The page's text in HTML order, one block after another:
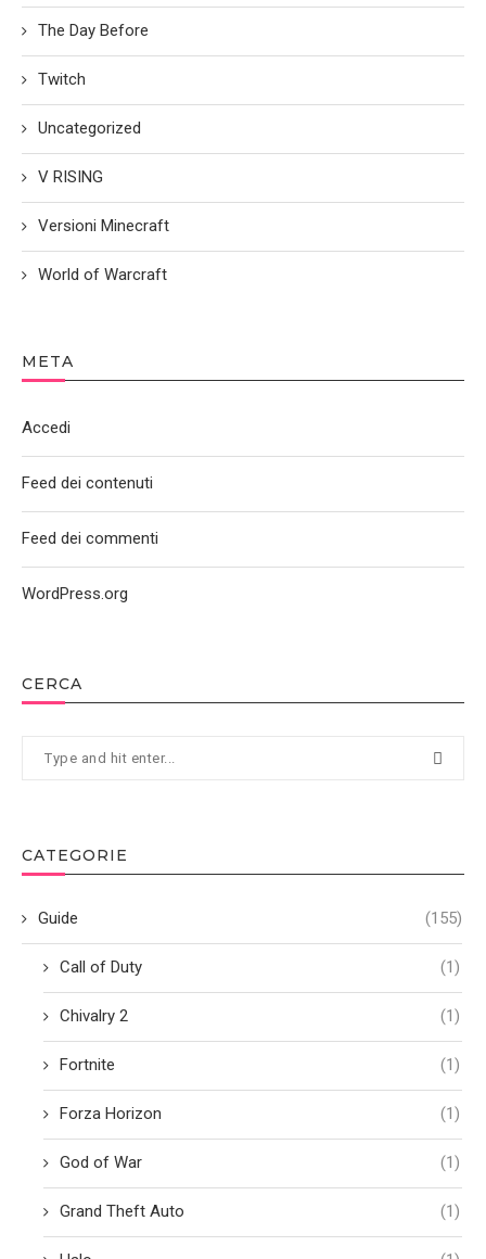
CERCA
CATEGORIE
Guide (155)
Call of Duty (1)
Chivalry 2 (1)
Fortnite (1)
Forza Horizon (1)
God of War (1)
Grand Theft Auto (1)
The Day Before
Twitch
Uncategorized
V RISING
Versioni Minecraft
World of Warcraft
META
Accedi
Feed dei contenuti
Feed dei commenti
WordPress.org